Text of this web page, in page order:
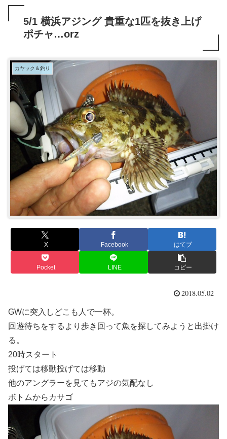
5/1 横浜アジング 貴重な1匹を抜き上げ
ポチャ…orz
カヤック＆釣り
X Facebook はてブ
Pocket LINE コピー
2018.05.02
GWに突入しどこも人で一杯。
回遊待ちをするより歩き回って魚を探してみようと出掛け
る。
20時スタート
投げては移動投げては移動
他のアングラーを見てもアジの気配なし
ボトムからカサゴ